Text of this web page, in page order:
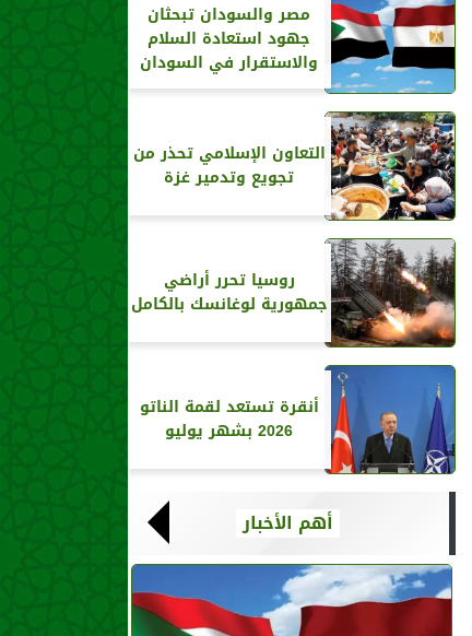
مصر والسودان تبحثان
جهود استعادة السلام
والاستقرار في السودان
التعاون الإسلامي تحذر من
تجويع وتدمير غزة
روسيا تحرر أراضي
جمهورية لوغانسك بالكامل
أنقرة تستعد لقمة الناتو
2026 بشهر يوليو
أهم الأخبار